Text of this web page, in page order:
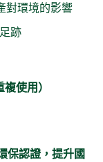
對環境的影響
跡
使用）
保認證，提升國